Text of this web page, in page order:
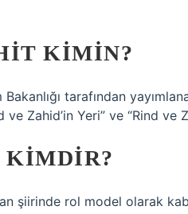
KIMIN?
tarafından
ve Zahid’in Yeri” ve “Rind
KIMDIR?
şiirinde rol model olarak